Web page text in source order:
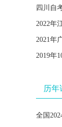
四川自
2022年
2021年
2019年
历年
全国